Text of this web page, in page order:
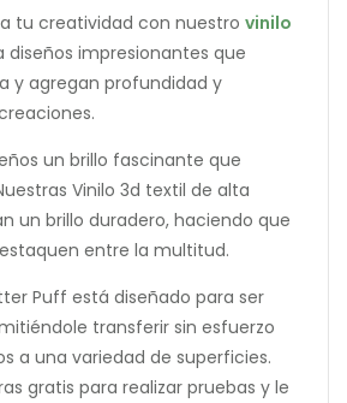
tu creatividad con nuestro vinilo
diseños impresionantes que
y agregan profundidad y
un brillo fascinante que
Vinilo 3d textil de alta
un brillo duradero, haciendo que
entre la multitud.
Puff está diseñado para ser
transferir sin esfuerzo
a una variedad de superficies.
gratis para realizar pruebas y le